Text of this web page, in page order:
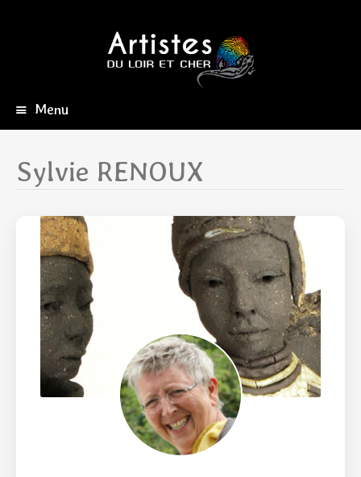
Menu
principal
Sylvie RENOUX